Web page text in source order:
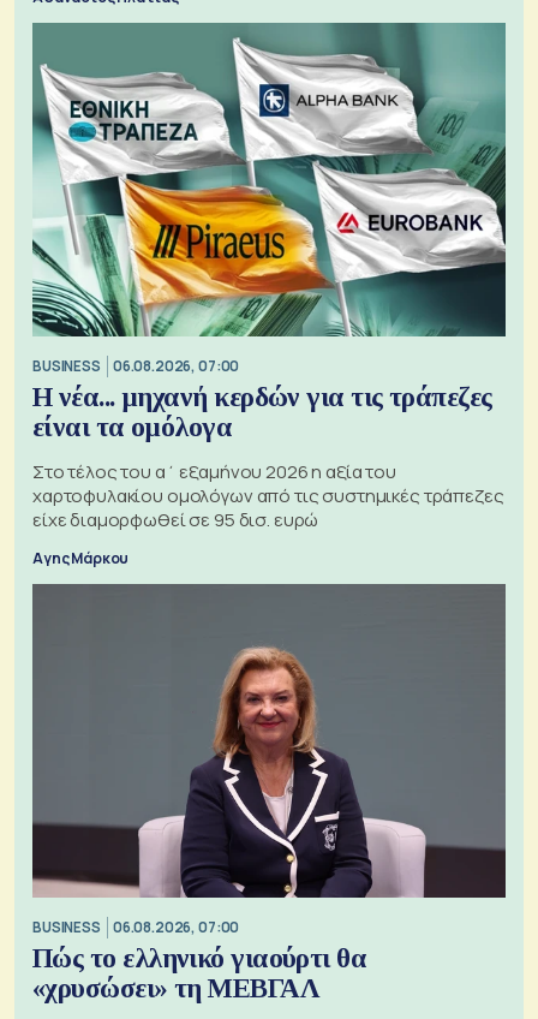
BUSINESS 06.08.2026, 07:00
Η νέα... μηχανή κερδών για τις τράπεζες
είναι τα ομόλογα
Στο τέλος του α΄ εξαμήνου 2026 η αξία του
χαρτοφυλακίου ομολόγων από τις συστημικές τράπεζες
είχε διαμορφωθεί σε 95 δισ. ευρώ
Αγης Μάρκου
BUSINESS 06.08.2026, 07:00
Πώς το ελληνικό γιαούρτι θα
«χρυσώσει» τη ΜΕΒΓΑΛ